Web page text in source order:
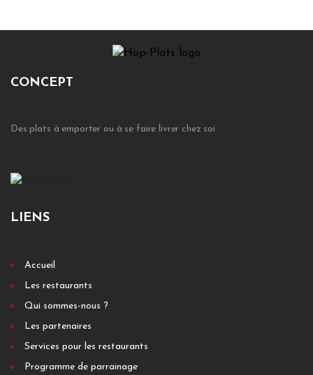
CONCEPT
Des plats à emporter ou à se faire livrer chez soi
LIENS
Accueil
Les restaurants
Qui sommes-nous ?
Les partenaires
Services pour les restaurants
Programme de parrainage